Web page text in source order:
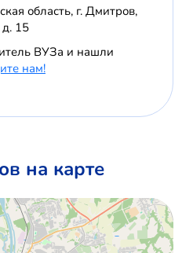
область, г. Дмитров,
15
ВУЗа и нашли
нам!
на карте